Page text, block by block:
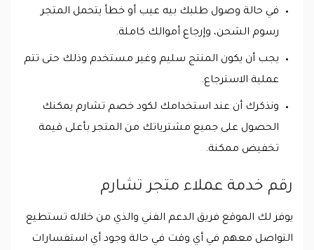
في حالة وصول طلبك بيه عيب أو خطأ يتحمل المتجر
رسوم الشحن، وإرجاع أموالك كاملة.
يجب أن يكون المنتج سليم وغير مستخدم وذلك حتى تتم
عملية الاسترجاع.
ونذكرك أن عند استخدامك لكود خصم تشارم يمكنك
الحصول على جميع مشترياتك من المتجر بأعلى قيمة
تخفيض ممكنة.
رقم خدمة عملاء متجر تشارم
يوفر لك الموقع فريق الدعم الفني والذي من خلاله تستطيع
التواصل معهم في أي وقت في حالة وجود أي استفسارات